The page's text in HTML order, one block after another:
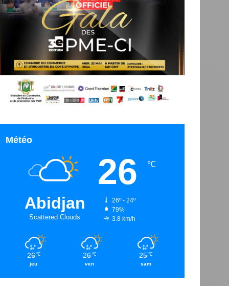
Météo
Abidjan
Scattered Clouds
26 ℃
26º - 24º
79%
3.8 km/h
26 ℃
jeu
26 ℃
ven
25 ℃
sam